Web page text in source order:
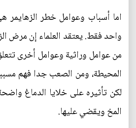
اما أسباب وعوامل خطر الزهايمر
واحد فقط. يعتقد العلماء إن مرض
من عوامل وراثية وعوامل أخرى
المحيطة، ومن الصعب جدا فهم
لكن تأثيره على خلايا الدماغ
المخ ويقضي عليها.